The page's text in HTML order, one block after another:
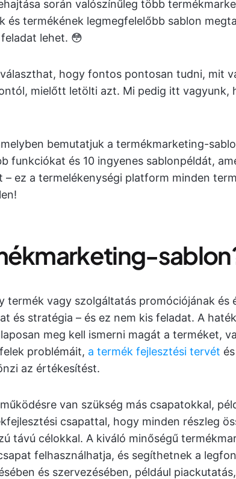
során valószínűleg több
és termékének legmegfelelőbb sablon
lehet. 😳
hogy fontos pontosan tudni, mit
mielőtt letölti azt. Mi pedig itt vagyunk,
bemutatjuk a termékmarketing-
funkciókat és 10 ingyenes sablonpéldát,
– ez a termelékenységi platform minden
termék vagy szolgáltatás promóciójának és
és stratégia – és ez nem kis feladat. A
meg kell ismerni magát a terméket,
problémáit, a termék fejlesztési tervét
az értékesítést.
van szükség más csapatokkal,
csapattal, hogy minden részleg
távú célokkal. A kiváló minőségű
felhasználhatja, és segíthetnek a
és szervezésében, például